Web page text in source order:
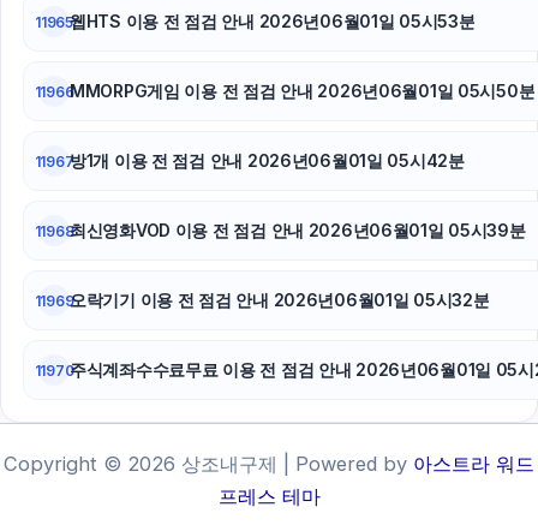
11965웹HTS 이용 전 점검 안내 2026년06월01일 05시53분
11966MMORPG게임 이용 전 점검 안내 2026년06월01일 05시50분
11967방1개 이용 전 점검 안내 2026년06월01일 05시42분
11968최신영화VOD 이용 전 점검 안내 2026년06월01일 05시39분
11969오락기기 이용 전 점검 안내 2026년06월01일 05시32분
11970주식계좌수수료무료 이용 전 점검 안내 2026년06월01일 05
Copyright © 2026 상조내구제 | Powered by 아스트라 워드
프레스 테마